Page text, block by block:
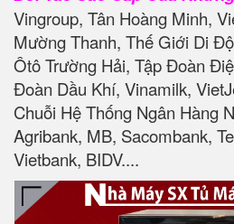
Vingroup, Tân Hoàng Minh,
Mường Thanh, Thế Giới Di
Ôtô Trường Hải, Tập Đoàn
Đoàn Dầu Khí, Vinamilk,
Chuỗi Hệ Thống Ngân Hàng
Agribank, MB, Sacombank,
Vietbank, BIDV....